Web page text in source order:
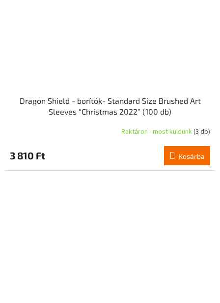
Dragon Shield - borítók- Standard Size Brushed Art
Sleeves “Christmas 2022” (100 db)
Raktáron - most küldünk(3 db)
3 810 Ft Kosárba